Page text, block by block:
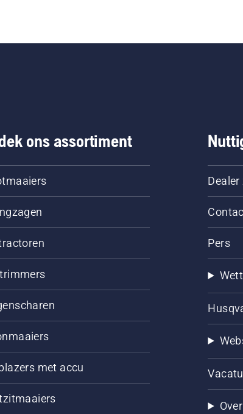
ons assortiment
met accu
Dealer
Pers